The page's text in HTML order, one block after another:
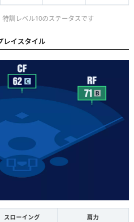
訓レベル10のステータスです
レイスタイル
スローイング 肩力